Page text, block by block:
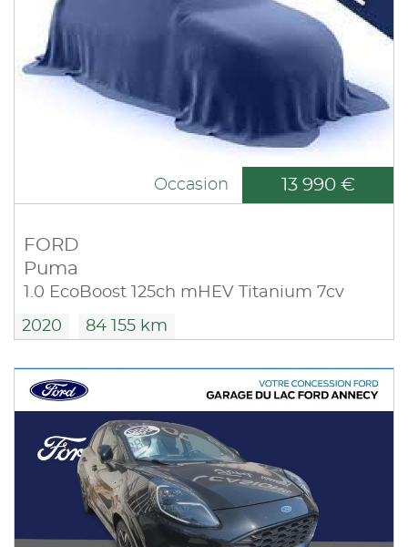
Occasion 13 990 €
FORD
Puma
1.0 EcoBoost 125ch mHEV Titanium 7cv
2020 84 155 km